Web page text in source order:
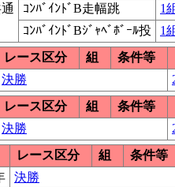
ｺﾝﾊﾞｲﾝﾄﾞB走幅跳
1
ｺﾝﾊﾞｲﾝﾄﾞBｼﾞｬﾍﾞﾎﾞｰﾙ投
1
レース区分 組
条件等
決勝
レース区分 組
条件等
決勝
レース区分 組
条件等
決勝